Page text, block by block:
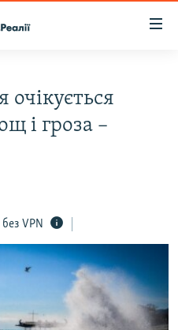
очікується
і гроза –
VPN